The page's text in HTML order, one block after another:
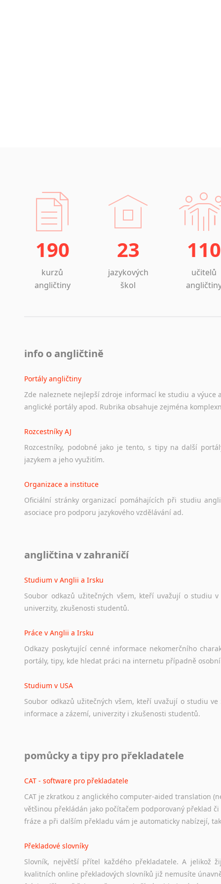
190
kurzů
angličtiny
23
jazykových
škol
110
učitelů
info o angličtině
Portály angličtiny
Zde naleznete nejlepší zdroje informací ke studiu a výuce
anglické portály apod. Rubrika obsahuje zejména
Rozcestníky AJ
Rozcestníky, podobné jako je tento, s tipy na další
jazykem a jeho využitím.
Organizace a instituce
Oficiální stránky organizací pomáhajících při studiu
asociace pro podporu jazykového vzdělávání ad.
Ať už se jedná o česká diskusní
angličtina v zahraničí
Studium v Anglii a Irsku
Soubor odkazů užitečných všem, kteří uvažují o studiu v
univerzity, zkušenosti studentů.
Práce v Anglii a Irsku
Odkazy poskytující cenné informace nekomerčního
portály, tipy, kde hledat práci na internetu případně osobní
Studium v USA
Soubor odkazů užitečných všem, kteří uvažují o studiu ve
informace a zázemí, univerzity i zkušenosti studentů.
Odkazy poskytující cenné informace nekomerčního
Studium v Austrálii
Soubor odkazů užitečných všem, kteří uvažují o studiu v
a zázemí, australské univerzity a samozřejmě i osobní
Práce v Austrálii
Odkazy poskytující cenné informace nekomerčního
hledat práci na internetu případně osobní zkušenosti
pomůcky a tipy pro překladatele
CAT - software pro překladatele
CAT je zkratkou z anglického computer-aided translation
většinou překládán jako počítačem podporovaný překlad
fráze a při dalším překladu vám je automaticky nabízejí,
Překladové slovníky
Slovník, největší přítel každého překladatele. A jelikož
kvalitních online překladových slovníků již nemusíte